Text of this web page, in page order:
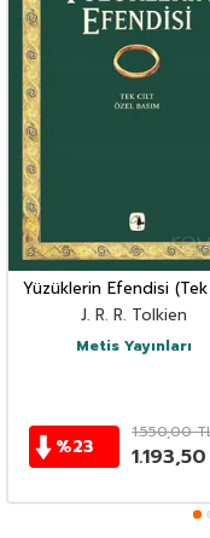
Yüzüklerin Efendisi
J. R. R. Tolkien
Metis Yayınları
%23
1.550,00
1.193,50